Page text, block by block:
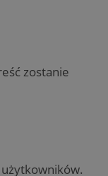
zostanie